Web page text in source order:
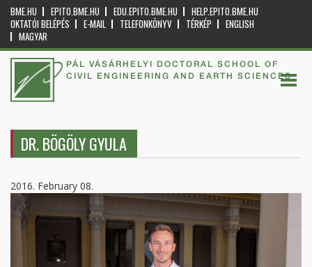
BME.HU EPITO.BME.HU EDU.EPITO.BME.HU
HELP.EPITO.BME.HU
OKTATÓI BELÉPÉS
E-MAIL TELEFONKÖNYV TÉRKÉP
ENGLISH
MAGYAR
PÁL VÁSÁRHELYI DOCTORAL SCHOOL OF
CIVIL ENGINEERING AND EARTH SCIENCES
DR. BÖGÖLY GYULA
2016. February 08.